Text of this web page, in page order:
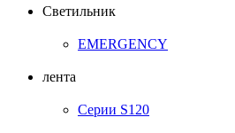
Светильник
EMERGENCY
лента
Серии S120